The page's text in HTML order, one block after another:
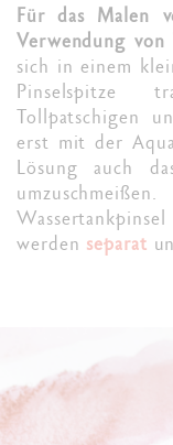
Für das Malen
Verwendung von
sich in einem
Pinselspitze
Tollpatschigen
erst mit der
Lösung auch
werden separat